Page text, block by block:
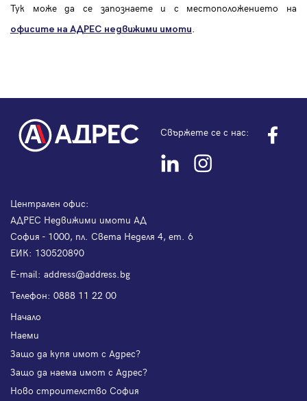
Тук може да се запознаете и с местоположението на
офисите на АДРЕС недвижими имоти.
Свържете се с нас:
Централен офис:
АДРЕС Недвижими имоти АД
София - 1000, пл. Света Неделя 4, ет. 6
ЕИК: 130520890
Е-mail: address@address.bg
Телефон: 0888 11 22 00
Начало
Наеми
Защо да купя имот с Адрес?
Защо да наема имот с Адрес?
Ново строителство София